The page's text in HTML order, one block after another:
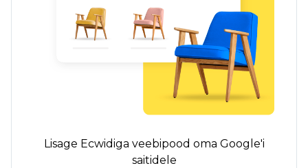
Lisage Ecwidiga veebipood oma Google'i
saitidele